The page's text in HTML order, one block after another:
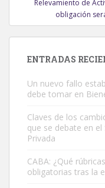
Relevamiento de
obligación
ENTRADAS
Un nuevo fallo
debe tomar en
Claves de los
que se debate en
Privada
CABA: ¿Qué
obligatorias tras la